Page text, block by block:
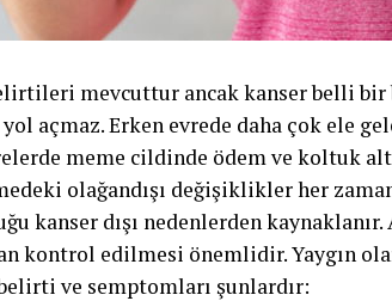
mevcuttur ancak kanser belli bir
açmaz. Erken evrede daha çok ele
meme cildinde ödem ve koltuk
olağandışı değişiklikler her
kanser dışı nedenlerden kaynaklanır.
kontrol edilmesi önemlidir. Yaygın
ve semptomları şunlardır: